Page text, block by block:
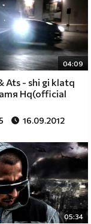
04:09
Ats - shi gi klatq
Hq(official
16.09.2012
05:34